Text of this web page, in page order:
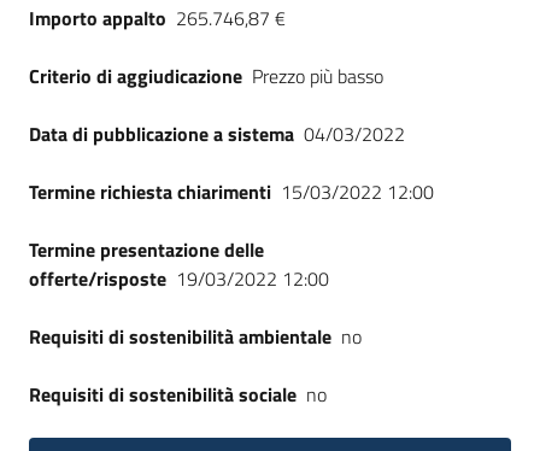
Importo appalto 265.746,87 €
Criterio di aggiudicazione Prezzo più basso
Data di pubblicazione a sistema 04/03/2022
Termine richiesta chiarimenti 15/03/2022 12:00
Termine presentazione delle
offerte/risposte 19/03/2022 12:00
Requisiti di sostenibilità ambientale no
Requisiti di sostenibilità sociale no